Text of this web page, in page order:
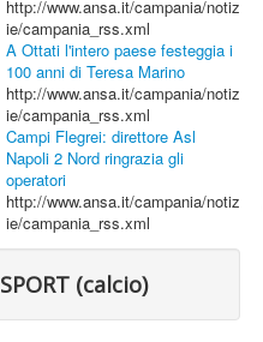
http://www.ansa.it/campania/notiz
ie/campania_rss.xml
A Ottati l'intero paese festeggia i
100 anni di Teresa Marino
http://www.ansa.it/campania/notiz
ie/campania_rss.xml
Campi Flegrei: direttore Asl
Napoli 2 Nord ringrazia gli
operatori
http://www.ansa.it/campania/notiz
ie/campania_rss.xml
SPORT (calcio)